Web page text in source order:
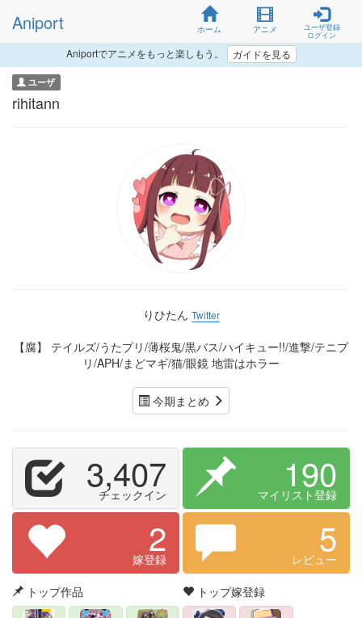
Aniport ホーム アニメ
ユーザ登録
ログイン
Aniportでアニメをもっと楽しもう。 ガイドを見る
ユーザ
rihitann
りひたん Twitter
【腐】 テイルズ/うたプリ/薄桜鬼/黒バス/ハイキュー!!/進撃/テニプ
リ/APH/まどマギ/猫/眼鏡 地雷はホラー
今期まとめ
3,407
チェックイン 190
マイリスト登録
2
嫁登録 5
レビュー
トップ作品
トップ嫁登録